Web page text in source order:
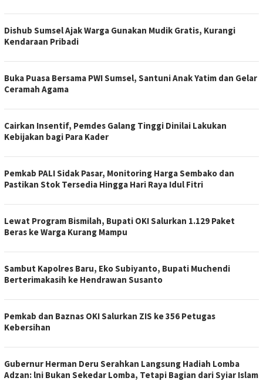
Dishub Sumsel Ajak Warga Gunakan Mudik Gratis, Kurangi
Kendaraan Pribadi
Buka Puasa Bersama PWI Sumsel, Santuni Anak Yatim dan Gelar
Ceramah Agama
Cairkan Insentif, Pemdes Galang Tinggi Dinilai Lakukan
Kebijakan bagi Para Kader
Pemkab PALI Sidak Pasar, Monitoring Harga Sembako dan
Pastikan Stok Tersedia Hingga Hari Raya Idul Fitri
Lewat Program Bismilah, Bupati OKI Salurkan 1.129 Paket
Beras ke Warga Kurang Mampu
Sambut Kapolres Baru, Eko Subiyanto, Bupati Muchendi
Berterimakasih ke Hendrawan Susanto
Pemkab dan Baznas OKI Salurkan ZIS ke 356 Petugas
Kebersihan
Gubernur Herman Deru Serahkan Langsung Hadiah Lomba
Adzan: lni Bukan Sekedar Lomba, Tetapi Bagian dari Syiar Islam